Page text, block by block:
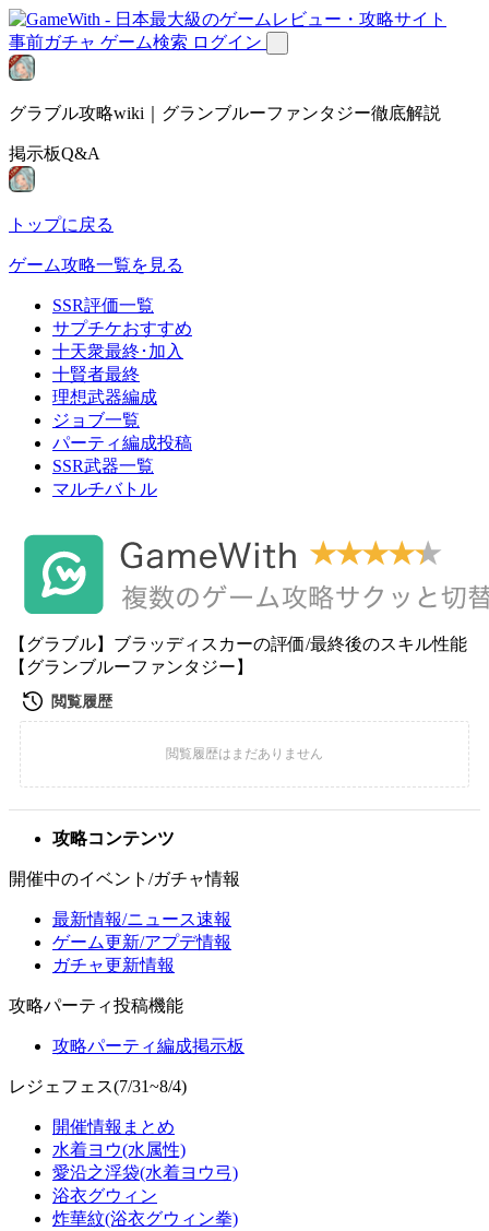
事前ガチャ ゲーム検索 ログイン
グラブル攻略wiki｜グランブルーファンタジー徹底解説
掲示板Q&A
トップに戻る
ゲーム攻略一覧を見る
SSR評価一覧
サプチケおすすめ
十天衆最終･加入
十賢者最終
理想武器編成
ジョブ一覧
パーティ編成投稿
SSR武器一覧
マルチバトル
【グラブル】ブラッディスカーの評価/最終後のスキル性能
【グランブルーファンタジー】
攻略コンテンツ
開催中のイベント/ガチャ情報
最新情報/ニュース速報
ゲーム更新/アプデ情報
ガチャ更新情報
攻略パーティ投稿機能
攻略パーティ編成掲示板
レジェフェス(7/31~8/4)
開催情報まとめ
水着ヨウ(水属性)
愛沿之浮袋(水着ヨウ弓)
浴衣グウィン
炸華紋(浴衣グウィン拳)